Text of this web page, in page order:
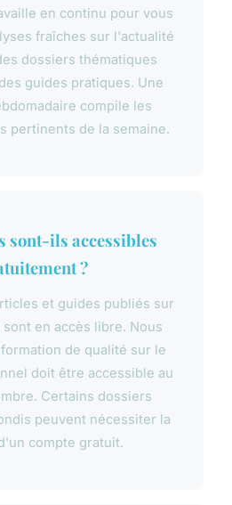
en continu pour vous
fraîches sur l'actualité
dossiers thématiques
guides pratiques. Une
compile les
pertinents de la semaine.
sont-ils accessibles
?
et guides publiés sur
sont en accès libre. Nous
de qualité sur le
doit être accessible au
Certains dossiers
peuvent nécessiter la
compte gratuit.